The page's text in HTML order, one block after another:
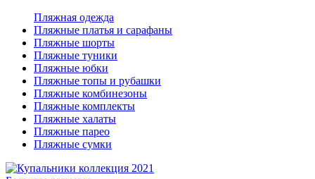
Пляжная одежда
Пляжные платья и сарафаны
Пляжные шорты
Пляжные туники
Пляжные юбки
Пляжные топы и рубашки
Пляжные комбинезоны
Пляжные комплекты
Пляжные халаты
Пляжные парео
Пляжные сумки